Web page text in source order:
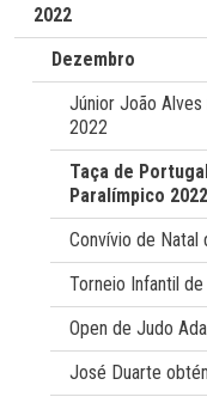
o bronze na
participaram ainda
kg).
2022
Dezembro
Júnior João
2022
Taça de
Paralímpico 2022
Convívio de Natal
Torneio Infantil
Open de Judo
José Duarte